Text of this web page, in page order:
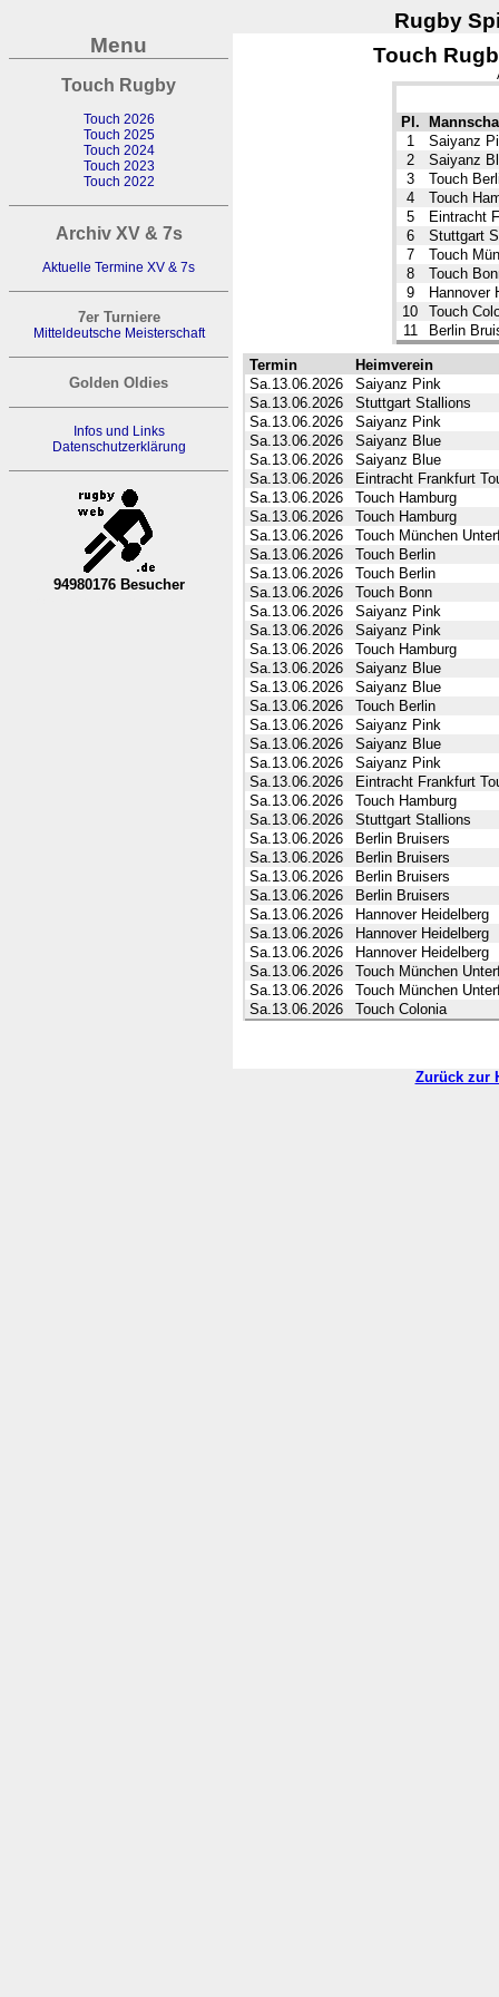
Rugby
Menu
Touch Rugby
Touch 2026
Touch 2025
Touch 2024
Touch 2023
Touch 2022
Archiv XV & 7s
Aktuelle Termine XV & 7s
7er Turniere
Mitteldeutsche Meisterschaft
Golden Oldies
Infos und Links
Datenschutzerklärung
94980176 Besucher
Touch
Pl.
1
Saiyanz
2
Saiyanz
3
Touch
4
Touch
5
Eintracht
6
Stuttgart
7
Touch
8
Touch
9
Hannover
10
Touch
11
Berlin
Termin
Heimverein
Sa.13.06.2026
Saiyanz Pink
Sa.13.06.2026
Stuttgart Stallions
Sa.13.06.2026
Saiyanz Pink
Sa.13.06.2026
Saiyanz Blue
Sa.13.06.2026
Saiyanz Blue
Sa.13.06.2026
Eintracht Frankfurt
Sa.13.06.2026
Touch Hamburg
Sa.13.06.2026
Touch Hamburg
Sa.13.06.2026
Touch München
Sa.13.06.2026
Touch Berlin
Sa.13.06.2026
Touch Berlin
Sa.13.06.2026
Touch Bonn
Sa.13.06.2026
Saiyanz Pink
Sa.13.06.2026
Saiyanz Pink
Sa.13.06.2026
Touch Hamburg
Sa.13.06.2026
Saiyanz Blue
Sa.13.06.2026
Saiyanz Blue
Sa.13.06.2026
Touch Berlin
Sa.13.06.2026
Saiyanz Pink
Sa.13.06.2026
Saiyanz Blue
Sa.13.06.2026
Saiyanz Pink
Sa.13.06.2026
Eintracht Frankfurt
Sa.13.06.2026
Touch Hamburg
Sa.13.06.2026
Stuttgart Stallions
Sa.13.06.2026
Berlin Bruisers
Sa.13.06.2026
Berlin Bruisers
Sa.13.06.2026
Berlin Bruisers
Sa.13.06.2026
Berlin Bruisers
Sa.13.06.2026
Hannover Heidelberg
Sa.13.06.2026
Hannover Heidelberg
Sa.13.06.2026
Hannover Heidelberg
Sa.13.06.2026
Touch München
Sa.13.06.2026
Touch München
Sa.13.06.2026
Touch Colonia
Zurück zur